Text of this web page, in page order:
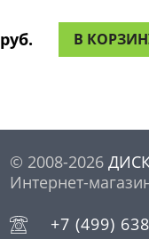
В
© 2008-2026
Интернет-
+7 (499)